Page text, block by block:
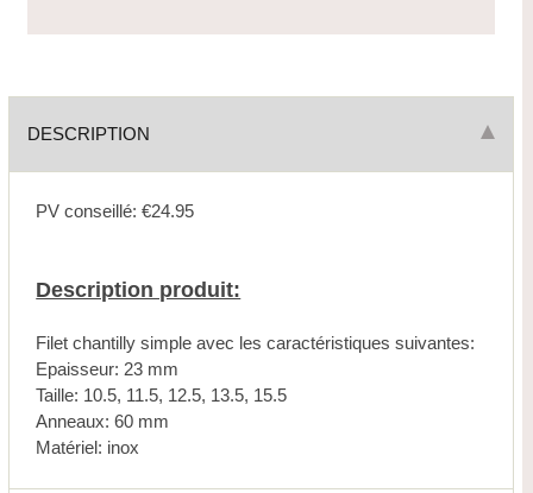
DESCRIPTION
PV conseillé: €24.95
Description produit:
Filet chantilly simple avec les caractéristiques suivantes:
Epaisseur: 23 mm
Taille: 10.5, 11.5, 12.5, 13.5, 15.5
Anneaux: 60 mm
Matériel: inox